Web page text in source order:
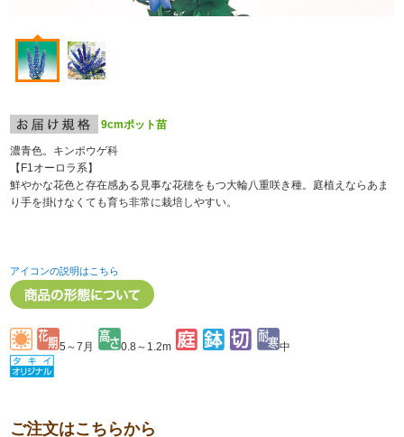
9cmポット苗
濃青色。キンポウゲ科
【F1オーロラ系】
鮮やかな花色と存在感ある見事な花穂をもつ大輪八重咲き種。庭植えならあま
り手を掛けなくても育ち非常に栽培しやすい。
アイコンの説明はこちら
5～7月 0.8～1.2m 中
ご注文はこちらから